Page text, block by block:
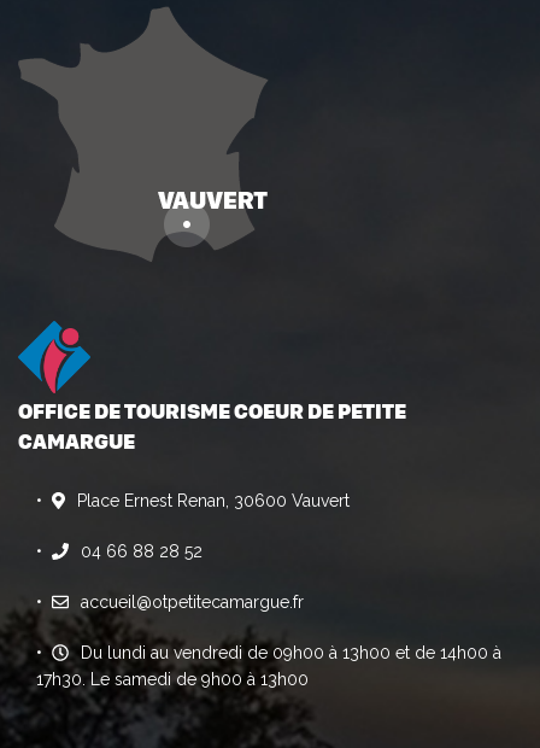
OFFICE DE TOURISME COEUR DE PETITE
CAMARGUE
Place Ernest Renan, 30600 Vauvert
04 66 88 28 52
accueil@otpetitecamargue.fr
Du lundi au vendredi de 09h00 à 13h00 et de 14h00 à
17h30. Le samedi de 9h00 à 13h00